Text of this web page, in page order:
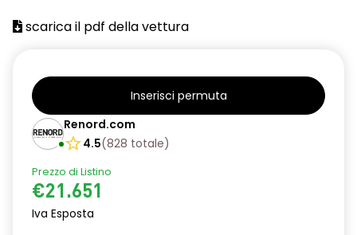
scarica il pdf della vettura
Inserisci permuta
Renord.com
4.5(828 totale)
Prezzo di Listino
€21.651
Iva Esposta